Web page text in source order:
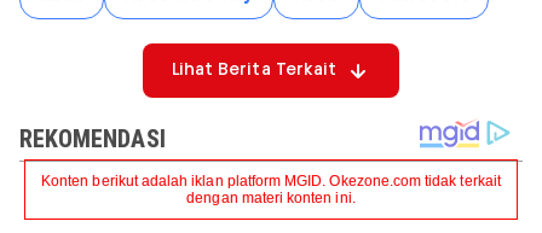
Lihat Berita Terkait